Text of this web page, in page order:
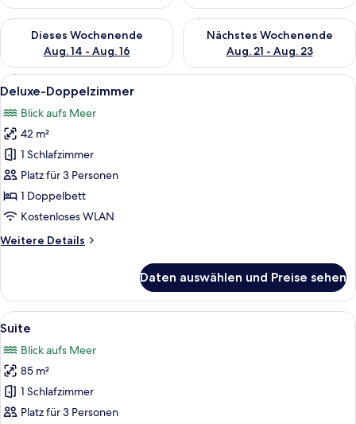
Dieses Wochenende
Aug. 14 - Aug. 16
Überprüfe die Verfügbarkeit für dieses Wochenende, Aug. 14
Nächstes Wochenende
Aug. 21 - Aug. 23
Überprüfe die Verfügbarkeit
Alle
Fotos
für
Deluxe-
Doppelzimmer
anzeigen
Ein Hotelzimmer mit einem großen
16
Deluxe-Doppelzimmer
Blick aufs Meer
42 m²
1 Schlafzimmer
Platz für 3 Personen
1 Doppelbett
Kostenloses WLAN
Weitere Details
Weitere
Doppelzimmer
Daten auswählen und Preise sehen
Alle
Fotos
für
Suite
anzeigen
Ein Hotelzimmer mit Bett, einer
8
Suite
Blick aufs Meer
85 m²
1 Schlafzimmer
Platz für 3 Personen